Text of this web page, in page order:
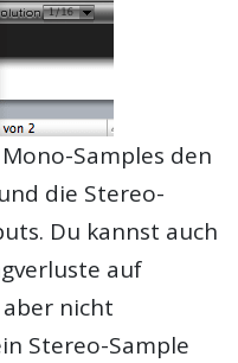
Samples den
die Stereo-
Du kannst auch
auf
nicht
Stereo-Sample